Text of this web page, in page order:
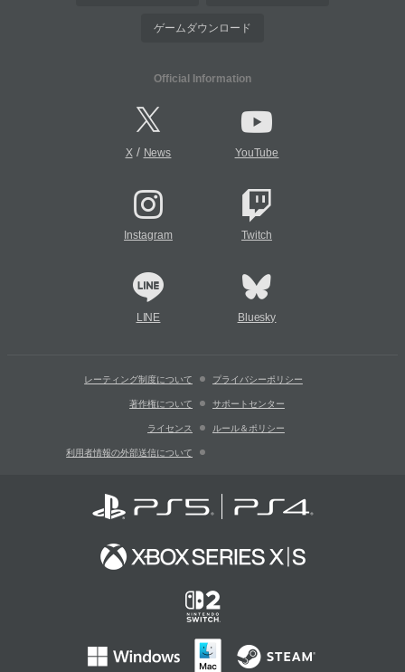
ゲームダウンロード
Official Information
X/ News YouTube
Instagram Twitch
LINE Bluesky
レーティング制度について プライバシーポリシー
著作権について サポートセンター
ライセンス ルール＆ポリシー
利用者情報の外部送信について